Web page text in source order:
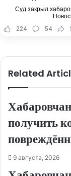
Суд закрыл
224
54
Related
получить
9 августа, 2026